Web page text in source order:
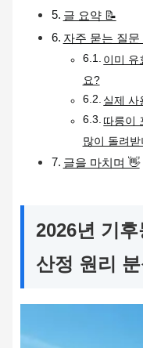
글 요약 📝
자주 묻는 질문
이미 유
요?
실제 사
따릉이
많이 돌려
글을 마치며 👋
2026년 기
산정 원리 분